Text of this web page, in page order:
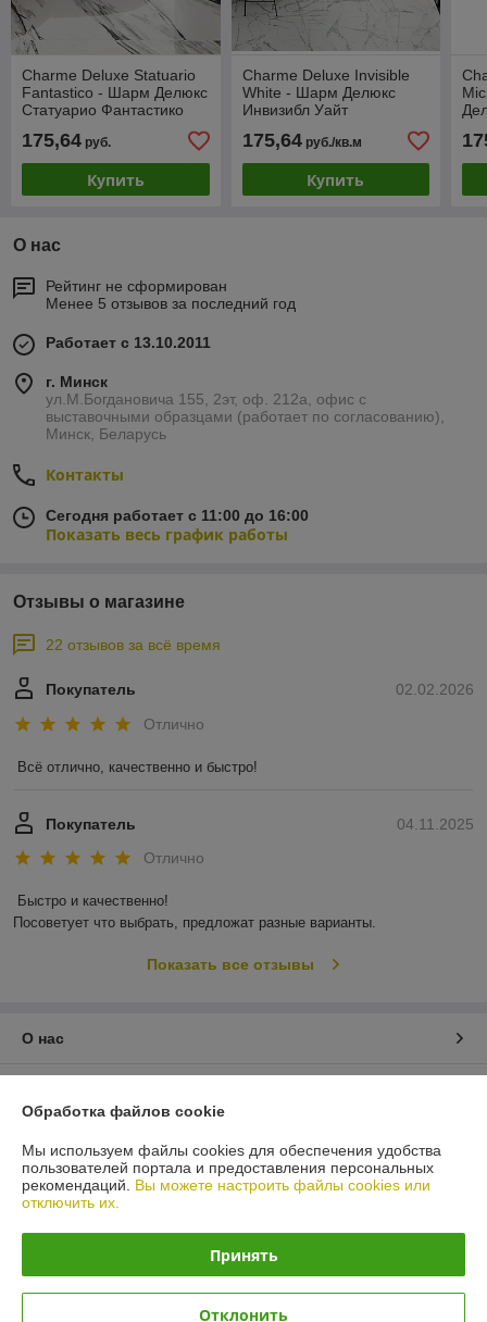
Charme Deluxe Statuario
Fantastico - Шарм Делюкс
Статуарио Фантастико
175,64 руб.
Купить
Charme Deluxe Invisible
White - Шарм Делюкс
Инвизибл Уайт
175,64руб./кв.м
Купить
О нас
Рейтинг не сформирован
Менее 5 отзывов за последний год
Работает с 13.10.2011
г. Минск
ул.М.Богдановича 155, 2эт, оф. 212а, офис с
выставочными образцами (работает по согласованию),
Минск, Беларусь
Контакты
Сегодня работает с 11:00 до 16:00
Показать весь график работы
Отзывы о магазине
22 отзывов за всё время
02.02.2026
Покупатель
Отлично
Всё отлично, качественно и быстро!
04.11.2025
Покупатель
Отлично
Быстро и качественно!
Посоветует что выбрать, предложат разные варианты.
Показать все отзывы
О нас
График работы
Политика обработки cookies
Обработка файлов cookie
Мы используем файлы cookies для обеспечения удобства
пользователей портала и предоставления персональных
рекомендаций. Вы можете настроить файлы cookies или
отключить их.
Принять
Отклонить